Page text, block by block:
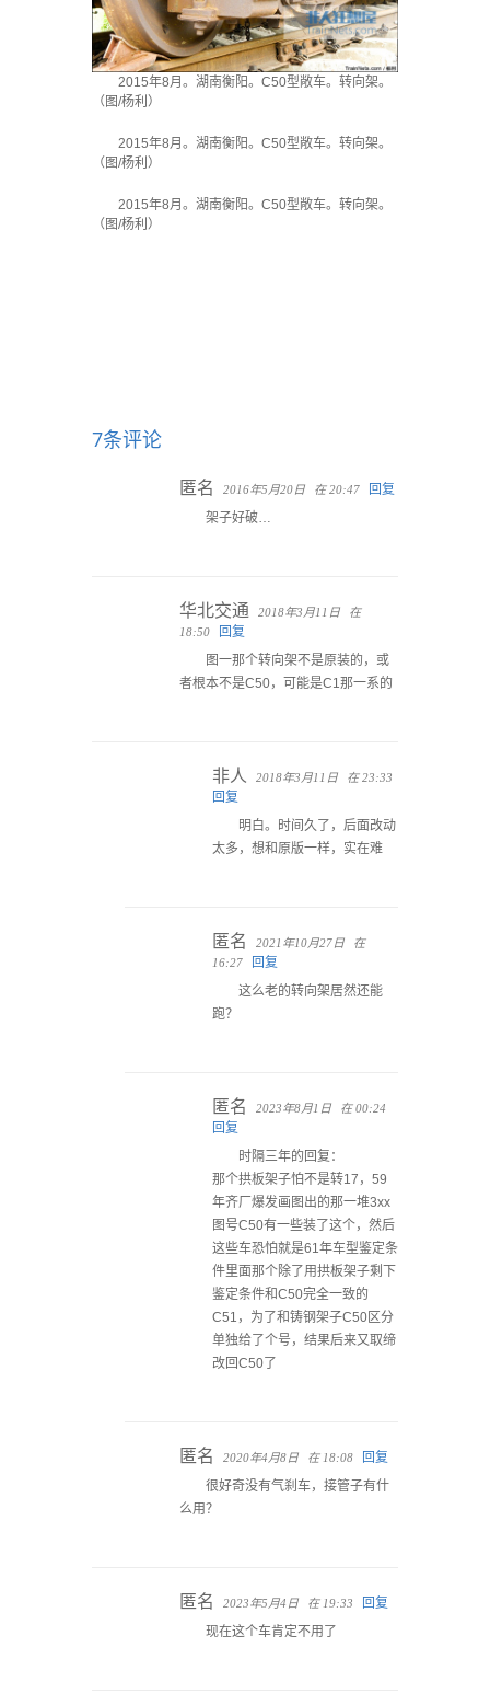
2015年8月。湖南衡阳。C50型敞车。转向架。
（图/杨利）
2015年8月。湖南衡阳。C50型敞车。转向架。
（图/杨利）
2015年8月。湖南衡阳。C50型敞车。转向架。
（图/杨利）
7条评论
匿名 2016年5月20日 在 20:47
回复
架子好破…
华北交通 2018年3月11日
在
18:50
回复
图一那个转向架不是原装的，或
者根本不是C50，可能是C1那一系的
非人 2018年3月11日 在 23:33
回复
明白。时间久了，后面改动
太多，想和原版一样，实在难
匿名 2021年10月27日
在
16:27
回复
这么老的转向架居然还能
跑？
匿名 2023年8月1日 在 00:24
回复
时隔三年的回复：
那个拱板架子怕不是转17，59
年齐厂爆发画图出的那一堆3xx
图号C50有一些装了这个，然后
这些车恐怕就是61年车型鉴定条
件里面那个除了用拱板架子剩下
鉴定条件和C50完全一致的
C51，为了和铸钢架子C50区分
单独给了个号，结果后来又取缔
改回C50了
匿名 2020年4月8日 在 18:08
回复
很好奇没有气刹车，接管子有什
么用？
匿名 2023年5月4日 在 19:33
回复
现在这个车肯定不用了